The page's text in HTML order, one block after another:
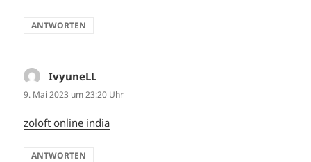
ANTWORTEN
IvyuneLL
9. Mai 2023 um 23:20 Uhr
zoloft online india
ANTWORTEN